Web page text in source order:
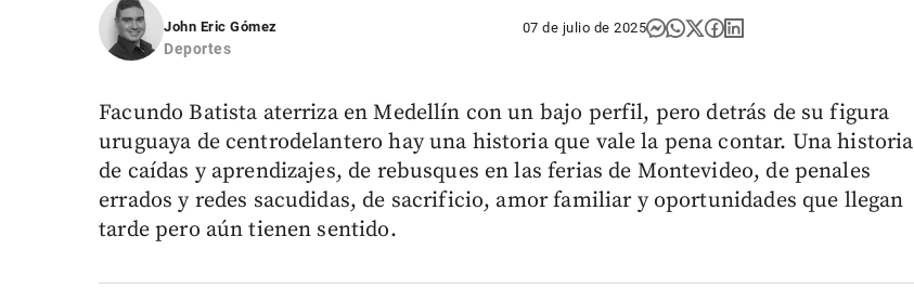
John Eric Gómez
Deportes
07 de julio de 2025
Facundo Batista aterriza en Medellín con un bajo perfil, pero detrás de su figura
uruguaya de centrodelantero hay una historia que vale la pena contar. Una historia
de caídas y aprendizajes, de rebusques en las ferias de Montevideo, de penales
errados y redes sacudidas, de sacrificio, amor familiar y oportunidades que llegan
tarde pero aún tienen sentido.